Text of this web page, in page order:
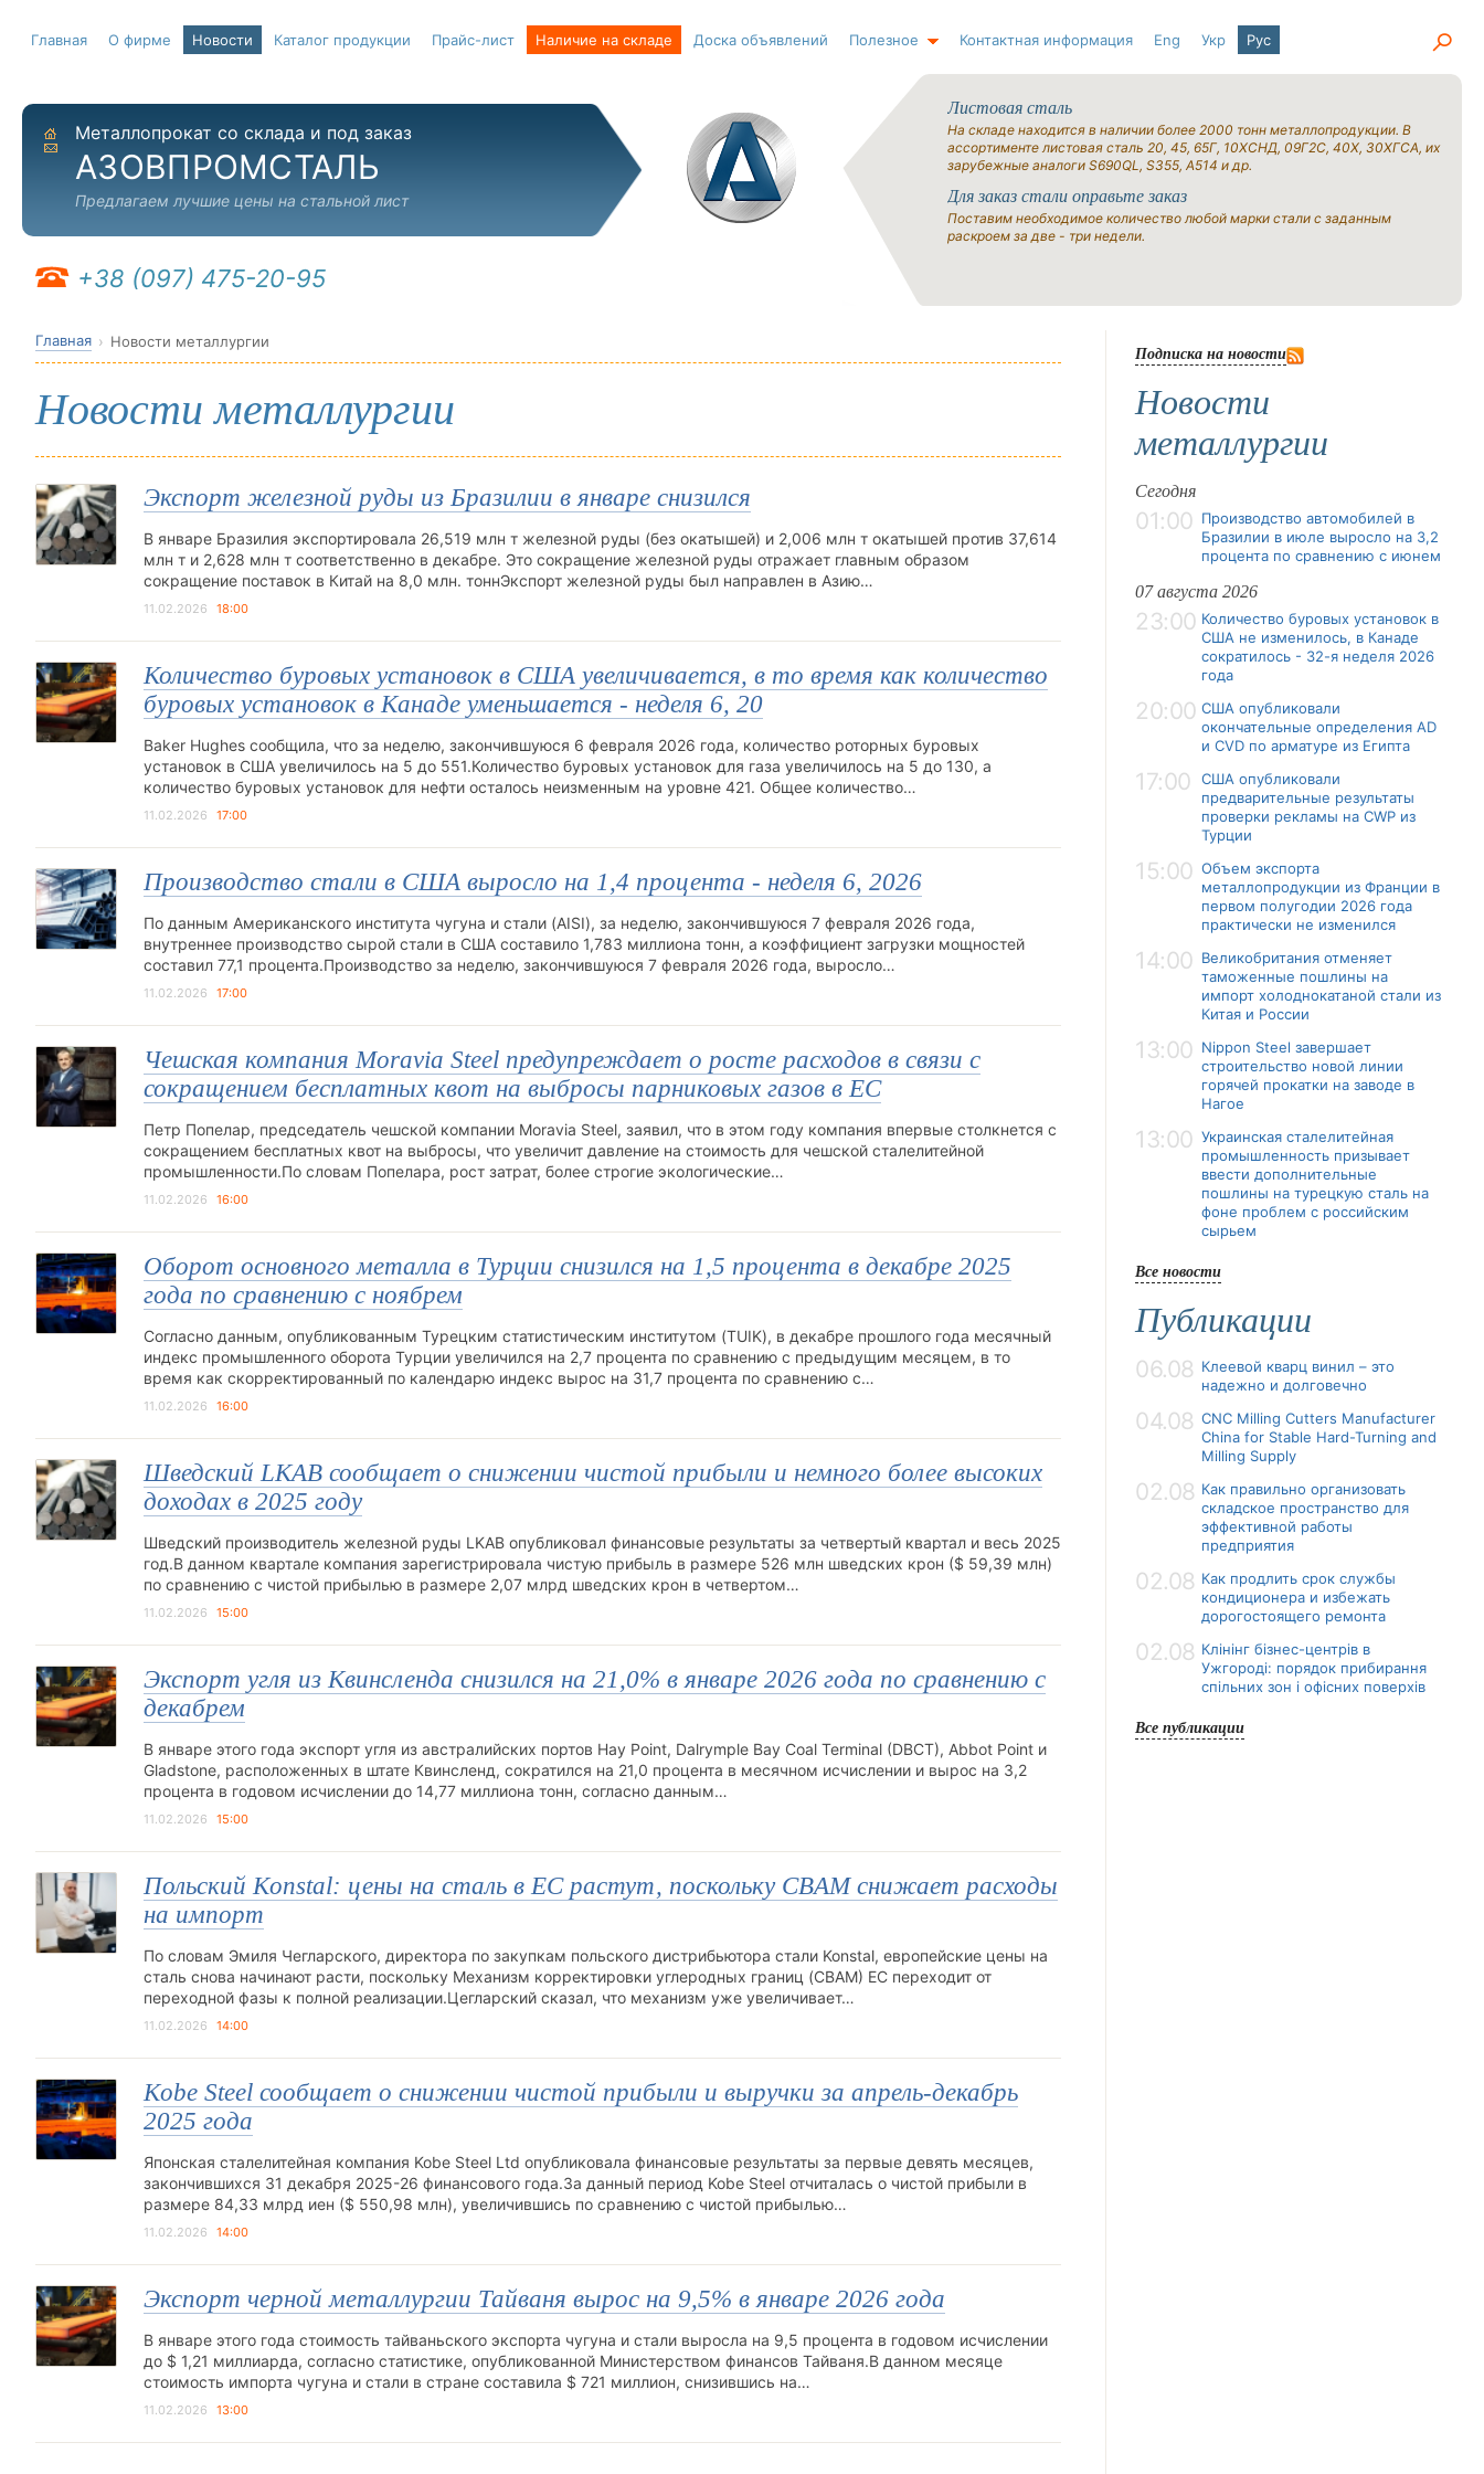
Главная О фирме Новости Каталог продукции Прайс-лист Наличие на складе Доска объявлений Полезное Контактная информация Eng Укр Рус
На главную
Отправить письмо
Металлопрокат со склада и под заказ
АЗОВПРОМСТАЛЬ
Предлагаем лучшие цены на стальной лист
+38 (097) 475-20-95
Листовая сталь
На складе находится в наличии более 2000 тонн металлопродукции. В
ассортименте листовая сталь 20, 45, 65Г, 10ХСНД, 09Г2С, 40Х, 30ХГСА, их
зарубежные аналоги S690QL, S355, A514 и др.
Для заказ стали оправьте заказ
Поставим необходимое количество любой марки стали с заданным
раскроем за две - три недели.
Главная Новости металлургии
Новости металлургии
Экспорт железной руды из Бразилии в январе снизился
В январе Бразилия экспортировала 26,519 млн т железной руды (без окатышей) и 2,006 млн т окатышей против 37,614
млн т и 2,628 млн т соответственно в декабре. Это сокращение железной руды отражает главным образом
сокращение поставок в Китай на 8,0 млн. тоннЭкспорт железной руды был направлен в Азию…
11.02.2026 18:00
Количество буровых установок в США увеличивается, в то время как количество
буровых установок в Канаде уменьшается - неделя 6, 20
Baker Hughes сообщила, что за неделю, закончившуюся 6 февраля 2026 года, количество роторных буровых
установок в США увеличилось на 5 до 551.Количество буровых установок для газа увеличилось на 5 до 130, а
количество буровых установок для нефти осталось неизменным на уровне 421. Общее количество…
11.02.2026 17:00
Производство стали в США выросло на 1,4 процента - неделя 6, 2026
По данным Американского института чугуна и стали (AISI), за неделю, закончившуюся 7 февраля 2026 года,
внутреннее производство сырой стали в США составило 1,783 миллиона тонн, а коэффициент загрузки мощностей
составил 77,1 процента.Производство за неделю, закончившуюся 7 февраля 2026 года, выросло…
11.02.2026 17:00
Чешская компания Moravia Steel предупреждает о росте расходов в связи с
сокращением бесплатных квот на выбросы парниковых газов в ЕС
Петр Попелар, председатель чешской компании Moravia Steel, заявил, что в этом году компания впервые столкнется с
сокращением бесплатных квот на выбросы, что увеличит давление на стоимость для чешской сталелитейной
промышленности.По словам Попелара, рост затрат, более строгие экологические…
11.02.2026 16:00
Оборот основного металла в Турции снизился на 1,5 процента в декабре 2025
года по сравнению с ноябрем
Согласно данным, опубликованным Турецким статистическим институтом (TUIK), в декабре прошлого года месячный
индекс промышленного оборота Турции увеличился на 2,7 процента по сравнению с предыдущим месяцем, в то
время как скорректированный по календарю индекс вырос на 31,7 процента по сравнению с…
11.02.2026 16:00
Шведский LKAB сообщает о снижении чистой прибыли и немного более высоких
доходах в 2025 году
Шведский производитель железной руды LKAB опубликовал финансовые результаты за четвертый квартал и весь 2025
год.В данном квартале компания зарегистрировала чистую прибыль в размере 526 млн шведских крон ($ 59,39 млн)
по сравнению с чистой прибылью в размере 2,07 млрд шведских крон в четвертом…
11.02.2026 15:00
Экспорт угля из Квинсленда снизился на 21,0% в январе 2026 года по сравнению с
декабрем
В январе этого года экспорт угля из австралийских портов Hay Point, Dalrymple Bay Coal Terminal (DBCT), Abbot Point и
Gladstone, расположенных в штате Квинсленд, сократился на 21,0 процента в месячном исчислении и вырос на 3,2
процента в годовом исчислении до 14,77 миллиона тонн, согласно данным…
11.02.2026 15:00
Польский Konstal: цены на сталь в ЕС растут, поскольку CBAM снижает расходы
на импорт
По словам Эмиля Чегларского, директора по закупкам польского дистрибьютора стали Konstal, европейские цены на
сталь снова начинают расти, поскольку Механизм корректировки углеродных границ (CBAM) ЕС переходит от
переходной фазы к полной реализации.Цегларский сказал, что механизм уже увеличивает…
11.02.2026 14:00
Kobe Steel сообщает о снижении чистой прибыли и выручки за апрель-декабрь
2025 года
Японская сталелитейная компания Kobe Steel Ltd опубликовала финансовые результаты за первые девять месяцев,
закончившихся 31 декабря 2025-26 финансового года.За данный период Kobe Steel отчиталась о чистой прибыли в
размере 84,33 млрд иен ($ 550,98 млн), увеличившись по сравнению с чистой прибылью…
11.02.2026 14:00
Экспорт черной металлургии Тайваня вырос на 9,5% в январе 2026 года
В январе этого года стоимость тайваньского экспорта чугуна и стали выросла на 9,5 процента в годовом исчислении
до $ 1,21 миллиарда, согласно статистике, опубликованной Министерством финансов Тайваня.В данном месяце
стоимость импорта чугуна и стали в стране составила $ 721 миллион, снизившись на…
11.02.2026 13:00
Подписка на новости
Новости
металлургии
Сегодня
01:00 Производство автомобилей в
Бразилии в июле выросло на 3,2
процента по сравнению с июнем
07 августа 2026
23:00 Количество буровых установок в
США не изменилось, в Канаде
сократилось - 32-я неделя 2026
года
20:00 США опубликовали
окончательные определения AD
и CVD по арматуре из Египта
17:00
США опубликовали
предварительные результаты
проверки рекламы на CWP из
Турции
15:00 Объем экспорта
металлопродукции из Франции в
первом полугодии 2026 года
практически не изменился
14:00 Великобритания отменяет
таможенные пошлины на
импорт холоднокатаной стали из
Китая и России
13:00 Nippon Steel завершает
строительство новой линии
горячей прокатки на заводе в
Нагое
13:00 Украинская сталелитейная
промышленность призывает
ввести дополнительные
пошлины на турецкую сталь на
фоне проблем с российским
сырьем
Все новости
Публикации
06.08 Клеевой кварц винил – это
надежно и долговечно
04.08 CNC Milling Cutters Manufacturer
China for Stable Hard-Turning and
Milling Supply
02.08 Как правильно организовать
складское пространство для
эффективной работы
предприятия
02.08 Как продлить срок службы
кондиционера и избежать
дорогостоящего ремонта
02.08 Клінінг бізнес-центрів в
Ужгороді: порядок прибирання
спільних зон і офісних поверхів
Все публикации